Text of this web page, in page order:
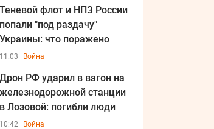
Теневой флот и НПЗ России
попали "под раздачу"
Украины: что поражено
11:03 Война
Дрон РФ ударил в вагон на
железнодорожной станции
в Лозовой: погибли люди
10:42 Война